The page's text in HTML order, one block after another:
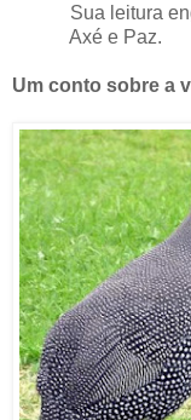
Sua leitura
Axé e Paz.
Um conto sobre a